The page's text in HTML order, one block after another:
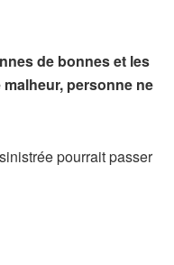
de bonnes et les
personne ne
pourrait passer